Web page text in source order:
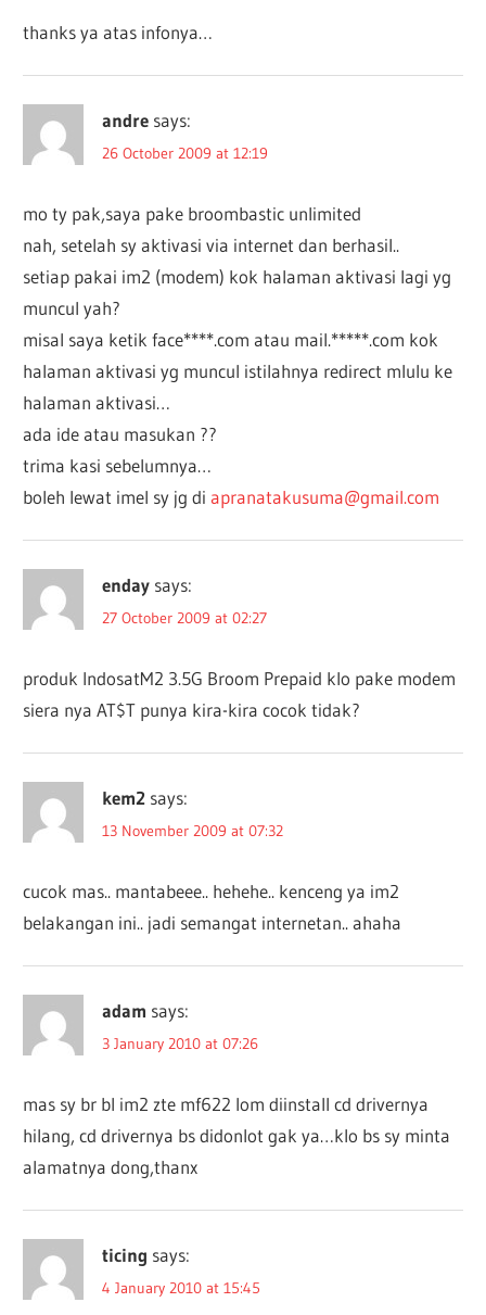
thanks ya atas infonya…
andre says:
26 October 2009 at 12:19
mo ty pak,saya pake broombastic unlimited
nah, setelah sy aktivasi via internet dan berhasil..
setiap pakai im2 (modem) kok halaman aktivasi lagi yg
muncul yah?
misal saya ketik face****.com atau mail.*****.com kok
halaman aktivasi yg muncul istilahnya redirect mlulu ke
halaman aktivasi…
ada ide atau masukan ??
trima kasi sebelumnya…
boleh lewat imel sy jg diapranatakusuma@gmail.com
enday says:
27 October 2009 at 02:27
produk IndosatM2 3.5G Broom Prepaid klo pake modem
siera nya AT$T punya kira-kira cocok tidak?
kem2 says:
13 November 2009 at 07:32
cucok mas.. mantabeee.. hehehe.. kenceng ya im2
belakangan ini.. jadi semangat internetan.. ahaha
adam says:
3 January 2010 at 07:26
mas sy br bl im2 zte mf622 lom diinstall cd drivernya
hilang, cd drivernya bs didonlot gak ya…klo bs sy minta
alamatnya dong,thanx
ticing says:
4 January 2010 at 15:45